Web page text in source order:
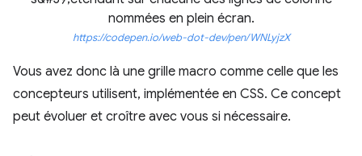
https://codepen.io/web-dot-dev/pen/WNLyjzX
Vous avez donc là une grille macro comme celle que les
concepteurs utilisent, implémentée en CSS. Ce concept
peut évoluer et croître avec vous si nécessaire.